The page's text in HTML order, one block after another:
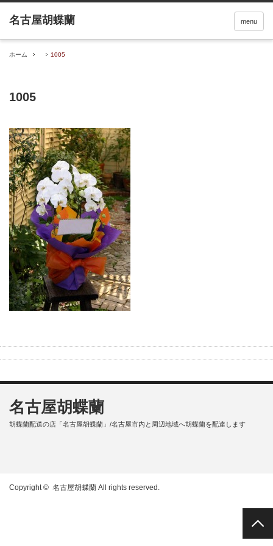
menu
ホーム 1005
1005
名古屋胡蝶蘭
胡蝶蘭配送の店「名古屋胡蝶蘭」/名古屋市内と周辺地域へ胡蝶蘭を配達します
Copyright © 名古屋胡蝶蘭 All rights reserved.